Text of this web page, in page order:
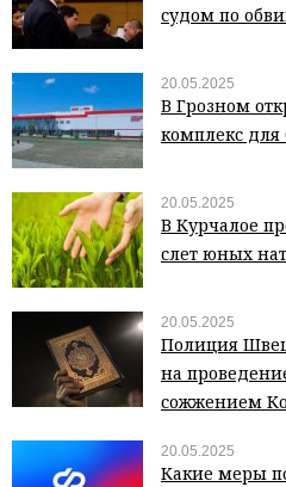
судом по
20.05.2025
В Грозном
комплекс для
20.05.2025
В Курчалое
слет юных
20.05.2025
Полиция
на
сожжением
20.05.2025
Какие меры